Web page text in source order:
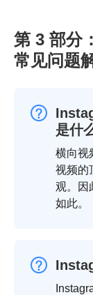
第 3 部分
常见问题
是什
横向视
视频的
观。因
如此。